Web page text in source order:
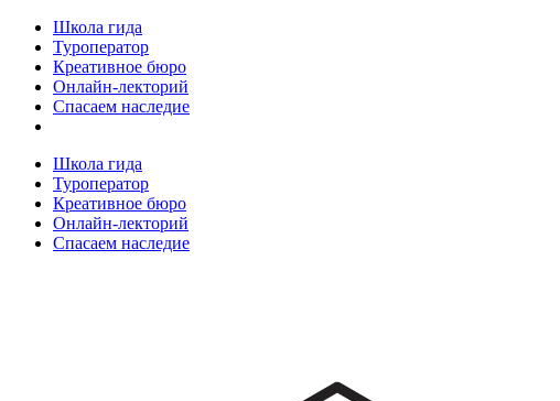
Школа гида
Туроператор
Креативное бюро
Онлайн-лекторий
Спасаем наследие
Школа гида
Туроператор
Креативное бюро
Онлайн-лекторий
Спасаем наследие